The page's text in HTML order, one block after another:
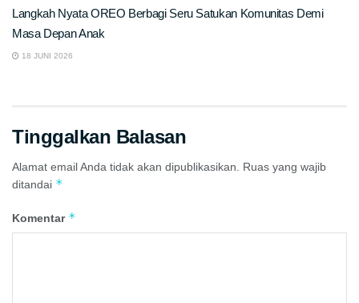
Langkah Nyata OREO Berbagi Seru Satukan Komunitas Demi
Masa Depan Anak
18 JUNI 2026
Tinggalkan Balasan
Alamat email Anda tidak akan dipublikasikan.
Ruas yang wajib
ditandai *
Komentar *